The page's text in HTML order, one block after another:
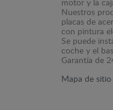
motor y la
Nuestros
placas de
con pintura
Se puede
coche y el
Garantía de
Mapa de sitio